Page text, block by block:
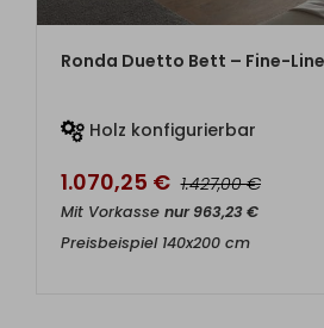
ZUM PRODUKT
Ronda Duetto Bett – Fine-Line
Holz konfigurierbar
1.070,25 € 1.427,00€
Mit Vorkasse nur963,23€
Preisbeispiel 140x200 cm